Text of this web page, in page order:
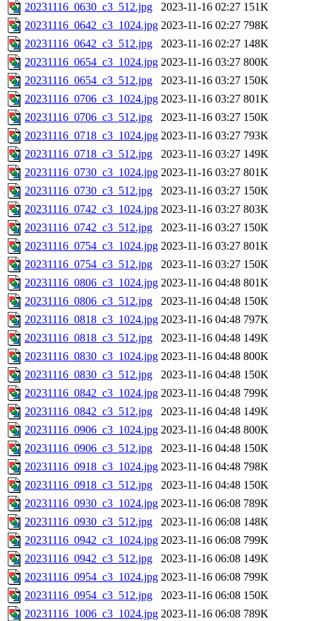
20231116_0630_c3_512.jpg
2023-11-16 02:27 151K
20231116_0642_c3_1024.jpg 2023-11-16 02:27 798K
20231116_0642_c3_512.jpg
2023-11-16 02:27 148K
20231116_0654_c3_1024.jpg 2023-11-16 03:27 800K
20231116_0654_c3_512.jpg
2023-11-16 03:27 150K
20231116_0706_c3_1024.jpg 2023-11-16 03:27 801K
20231116_0706_c3_512.jpg
2023-11-16 03:27 150K
20231116_0718_c3_1024.jpg 2023-11-16 03:27 793K
20231116_0718_c3_512.jpg
2023-11-16 03:27 149K
20231116_0730_c3_1024.jpg 2023-11-16 03:27 801K
20231116_0730_c3_512.jpg
2023-11-16 03:27 150K
20231116_0742_c3_1024.jpg 2023-11-16 03:27 803K
20231116_0742_c3_512.jpg
2023-11-16 03:27 150K
20231116_0754_c3_1024.jpg 2023-11-16 03:27 801K
20231116_0754_c3_512.jpg
2023-11-16 03:27 150K
20231116_0806_c3_1024.jpg 2023-11-16 04:48 801K
20231116_0806_c3_512.jpg
2023-11-16 04:48 150K
20231116_0818_c3_1024.jpg 2023-11-16 04:48 797K
20231116_0818_c3_512.jpg
2023-11-16 04:48 149K
20231116_0830_c3_1024.jpg 2023-11-16 04:48 800K
20231116_0830_c3_512.jpg
2023-11-16 04:48 150K
20231116_0842_c3_1024.jpg 2023-11-16 04:48 799K
20231116_0842_c3_512.jpg
2023-11-16 04:48 149K
20231116_0906_c3_1024.jpg 2023-11-16 04:48 800K
20231116_0906_c3_512.jpg
2023-11-16 04:48 150K
20231116_0918_c3_1024.jpg 2023-11-16 04:48 798K
20231116_0918_c3_512.jpg
2023-11-16 04:48 150K
20231116_0930_c3_1024.jpg 2023-11-16 06:08 789K
20231116_0930_c3_512.jpg
2023-11-16 06:08 148K
20231116_0942_c3_1024.jpg 2023-11-16 06:08 799K
20231116_0942_c3_512.jpg
2023-11-16 06:08 149K
20231116_0954_c3_1024.jpg 2023-11-16 06:08 799K
20231116_0954_c3_512.jpg
2023-11-16 06:08 150K
20231116_1006_c3_1024.jpg 2023-11-16 06:08 789K